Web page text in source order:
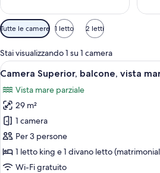
Filtri
disponibili
per
le
camere
Tutte le camere 1 letto 2 letti
Stai visualizzando 1 su 1 camera
Apri
tutte
le
foto
per
Camera
Superior,
balcone,
10
Camera Superior, balcone, vista
Vista mare parziale
29 m²
1 camera
Per 3 persone
1 letto king e 1 divano letto
Wi-Fi gratuito